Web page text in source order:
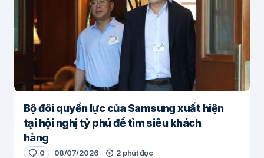
Bộ đôi quyền lực của Samsung xuất hiện
tại hội nghị tỷ phú để tìm siêu khách
hàng
0 08/07/2026 2 phút đọc